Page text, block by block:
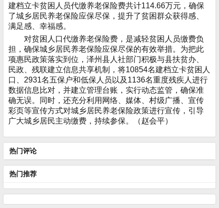
建档立卡贫困人员代缴养老保险费共计114.66万元，确保
了城乡居民养老保险应保尽保，提升了贫困群众获得感、
满足感、幸福感。
对贫困人口代缴养老保险费，是减轻贫困人员缴费负
担，确保城乡居民养老保险应保尽保的有效举措。为把此
项惠民政策落实到位，泽州县人社部门积极与县扶贫办、
民政、残联建立信息共享机制，将10854名建档立卡贫困人
口、2931名五保户和低保人员以及1136名重度残疾人进行
数据信息比对，并建立管理台账，实行动态监管，确保准
确无误。同时，还充分利用网络、媒体、村级广播、宣传
彩页等宣传方式对城乡居民养老保险政策进行宣传，引导
广大城乡居民主动缴费，持续参保。（赵会平）
热门评论
热门推荐